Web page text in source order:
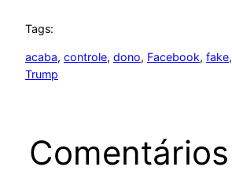
Tags:
acaba, controle, dono, Facebook, fake,
Trump
Comentários